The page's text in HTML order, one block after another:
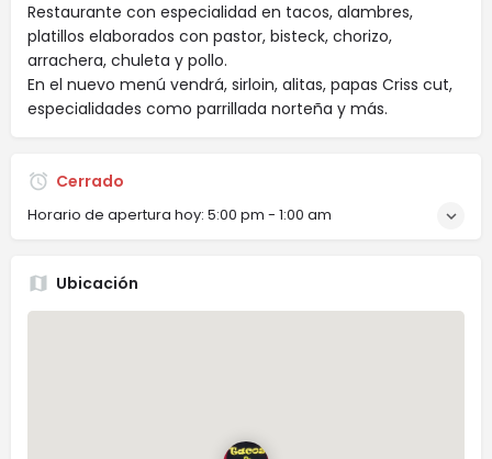
Restaurante con especialidad en tacos, alambres,
platillos elaborados con pastor, bisteck, chorizo,
arrachera, chuleta y pollo.
En el nuevo menú vendrá, sirloin, alitas, papas Criss cut,
especialidades como parrillada norteña y más.
Cerrado
Horario de apertura hoy: 5:00 pm - 1:00 am
Ubicación